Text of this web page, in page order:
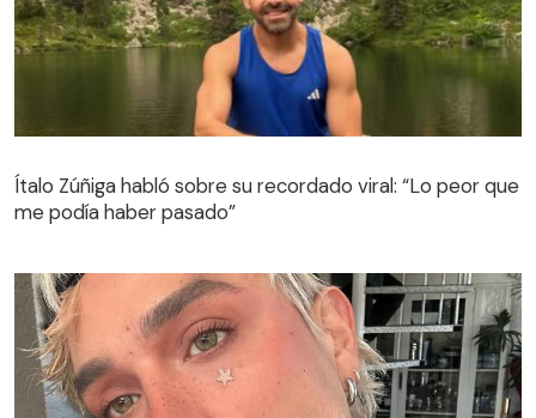
Ítalo Zúñiga habló sobre su recordado viral: “Lo peor que
me podía haber pasado”